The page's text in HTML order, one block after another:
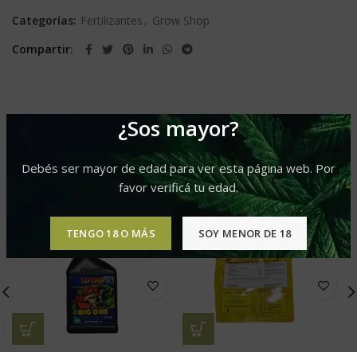
¿Sos mayor?
Debés ser mayor de edad para ver esta página web. Por
favor verificá tu edad.
TENGO 18 O MÁS SOY MENOR DE 18
Categorías: Fertilizantes , Grow Shop
Compartir
PRODUCTOS RELACIONADOS